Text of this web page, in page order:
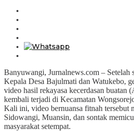
Banyuwangi, Jurnalnews.com – Setelah
Kepala Desa Bajulmati dan Watukebo,
video hasil rekayasa kecerdasan
kembali terjadi di Kecamatan
Kali ini, video bernuansa fitnah tersebut
Sidowangi, Muansin, dan sontak
masyarakat setempat.